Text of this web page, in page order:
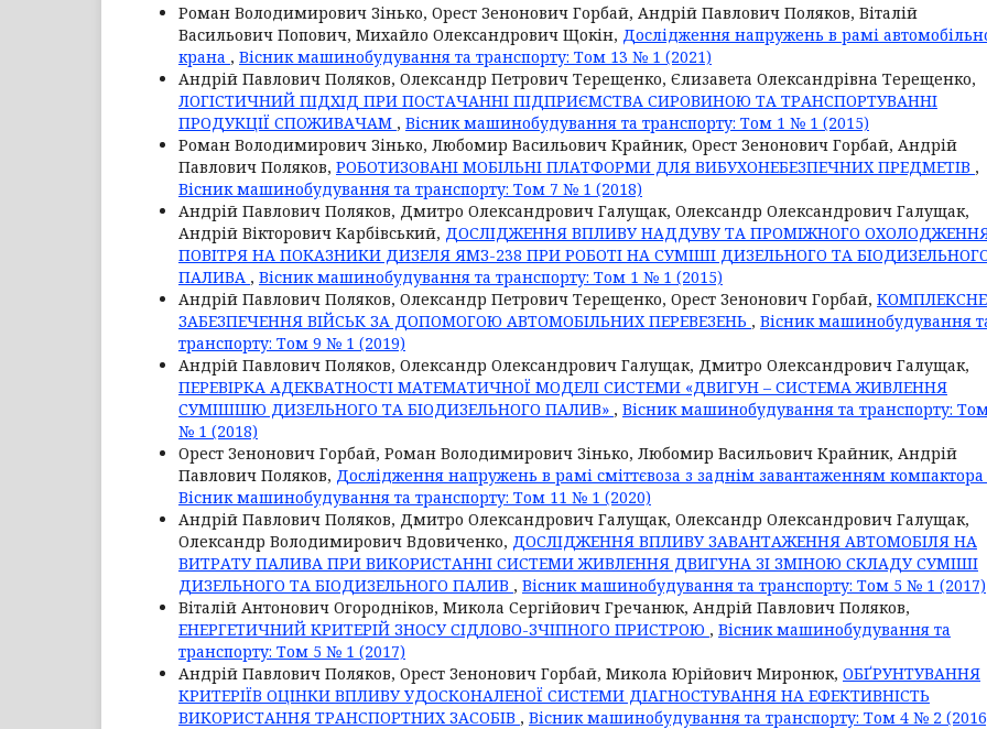
Роман Володимирович Зінько, Орест Зенонович Горбай, Андрій Павлович Поляков, Віталій
Васильович Попович, Михайло Олександрович Щокін, Дослідження напружень в рамі
крана , Вісник машинобудування та транспорту: Том 13 № 1 (2021)
Андрій Павлович Поляков, Олександр Петрович Терещенко, Єлизавета Олександрівна Терещенко,
ЛОГІСТИЧНИЙ ПІДХІД ПРИ ПОСТАЧАННІ ПІДПРИЄМСТВА СИРОВИНОЮ ТА ТРАНСПОРТУВАННІ
ПРОДУКЦІЇ СПОЖИВАЧАМ , Вісник машинобудування та транспорту: Том 1 № 1 (2015)
Роман Володимирович Зінько, Любомир Васильович Крайник, Орест Зенонович Горбай, Андрій
Павлович Поляков, РОБОТИЗОВАНІ МОБІЛЬНІ ПЛАТФОРМИ ДЛЯ ВИБУХОНЕБЕЗПЕЧНИХ ПРЕДМЕТІВ ,
Вісник машинобудування та транспорту: Том 7 № 1 (2018)
Андрій Павлович Поляков, Дмитро Олександрович Галущак, Олександр Олександрович Галущак,
Андрій Вікторович Карбівський, ДОСЛІДЖЕННЯ ВПЛИВУ НАДДУВУ ТА ПРОМІЖНОГО
ПОВІТРЯ НА ПОКАЗНИКИ ДИЗЕЛЯ ЯМЗ-238 ПРИ РОБОТІ НА СУМІШІ ДИЗЕЛЬНОГО ТА
ПАЛИВА , Вісник машинобудування та транспорту: Том 1 № 1 (2015)
Андрій Павлович Поляков, Олександр Петрович Терещенко, Орест Зенонович Горбай, КОМПЛЕКСНЕ
ЗАБЕЗПЕЧЕННЯ ВІЙСЬК ЗА ДОПОМОГОЮ АВТОМОБІЛЬНИХ ПЕРЕВЕЗЕНЬ , Вісник машинобудування
транспорту: Том 9 № 1 (2019)
Андрій Павлович Поляков, Олександр Олександрович Галущак, Дмитро Олександрович Галущак,
ПЕРЕВІРКА АДЕКВАТНОСТІ МАТЕМАТИЧНОЇ МОДЕЛІ СИСТЕМИ «ДВИГУН – СИСТЕМА ЖИВЛЕННЯ
СУМІШШЮ ДИЗЕЛЬНОГО ТА БІОДИЗЕЛЬНОГО ПАЛИВ» , Вісник машинобудування та транспорту:
№ 1 (2018)
Орест Зенонович Горбай, Роман Володимирович Зінько, Любомир Васильович Крайник, Андрій
Павлович Поляков, Дослідження напружень в рамі сміттєвоза з заднім завантаженням компактора
Вісник машинобудування та транспорту: Том 11 № 1 (2020)
Андрій Павлович Поляков, Дмитро Олександрович Галущак, Олександр Олександрович Галущак,
Олександр Володимирович Вдовиченко, ДОСЛІДЖЕННЯ ВПЛИВУ ЗАВАНТАЖЕННЯ АВТОМОБІЛЯ НА
ВИТРАТУ ПАЛИВА ПРИ ВИКОРИСТАННІ СИСТЕМИ ЖИВЛЕННЯ ДВИГУНА ЗІ ЗМІНОЮ СКЛАДУ СУМІШІ
ДИЗЕЛЬНОГО ТА БІОДИЗЕЛЬНОГО ПАЛИВ , Вісник машинобудування та транспорту: Том 5 № 1 (2017)
Віталій Антонович Огородніков, Микола Сергійович Гречанюк, Андрій Павлович Поляков,
ЕНЕРГЕТИЧНИЙ КРИТЕРІЙ ЗНОСУ СІДЛОВО-ЗЧІПНОГО ПРИСТРОЮ , Вісник машинобудування та
транспорту: Том 5 № 1 (2017)
Андрій Павлович Поляков, Орест Зенонович Горбай, Микола Юрійович Миронюк, ОБҐРУНТУВАННЯ
КРИТЕРІЇВ ОЦІНКИ ВПЛИВУ УДОСКОНАЛЕНОЇ СИСТЕМИ ДІАГНОСТУВАННЯ НА ЕФЕКТИВНІСТЬ
ВИКОРИСТАННЯ ТРАНСПОРТНИХ ЗАСОБІВ , Вісник машинобудування та транспорту: Том 4 № 2